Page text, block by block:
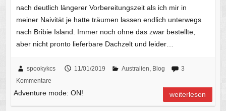
nach deutlich längerer Vorbereitungszeit als ich mir in
meiner Naivität je hatte träumen lassen endlich unterwegs
nach Bribie Island. Immer noch ohne das zwar bestellte,
aber nicht pronto lieferbare Dachzelt und leider…
spookykcs 11/01/2019 Australien Blog
3
Kommentare
Adventure mode: ON! weiterlesen